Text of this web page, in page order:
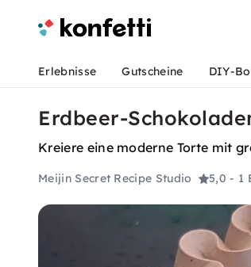
Erlebnisse Gutscheine DIY-
Erdbeer-
Kreiere eine moderne Torte mit
Meijin Secret Recipe Studio 5,0- 1